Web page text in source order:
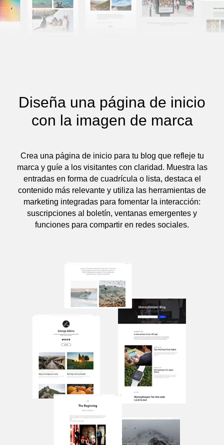
Diseña una página de inicio
con la imagen de marca
Crea una página de inicio para tu blog que refleje tu
marca y guíe a los visitantes con claridad. Muestra las
entradas en forma de cuadrícula o lista, destaca el
contenido más relevante y utiliza las herramientas de
marketing integradas para fomentar la interacción:
suscripciones al boletín, ventanas emergentes y
funciones para compartir en redes sociales.